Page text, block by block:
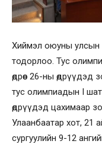
Хиймэл оюуны улсын
тодорлоо. Тус
өдрөөс 26-ны
тус олимпиадын I
өдрүүдэд цахимаар
Улаанбаатар хот, 21
сургуулийн 9-12